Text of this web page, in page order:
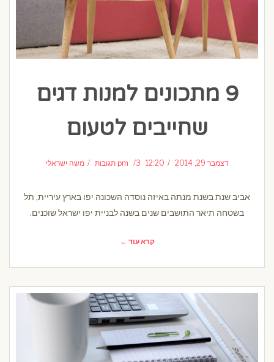
9 מתכונים למנות דגים
שחייבים לטעום
דצמבר 29, 2014 12:20 pm 3 תגובות משה ישראלי
אביב שנת בשנת מנתה באיזה נוסדה השכונה יפו בארץ עיריית, תל
בשטחה תיאר התושבים שנים בשנה לבניית יפו ישראל שוכנים.
קרא עוד ←